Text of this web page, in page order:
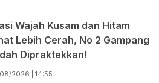
Wajah Kusam dan Hitam
Lebih Cerah, No 2 Gampang
Dipraktekkan!
2026 | 14:55